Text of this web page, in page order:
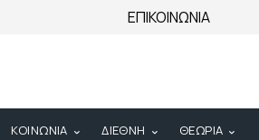
ΕΠΙΚΟΙΝΩΝΙΑ
ΚΟΙΝΩΝΙΑ ΔΙΕΘΝΗ ΘΕΩΡΙΑ